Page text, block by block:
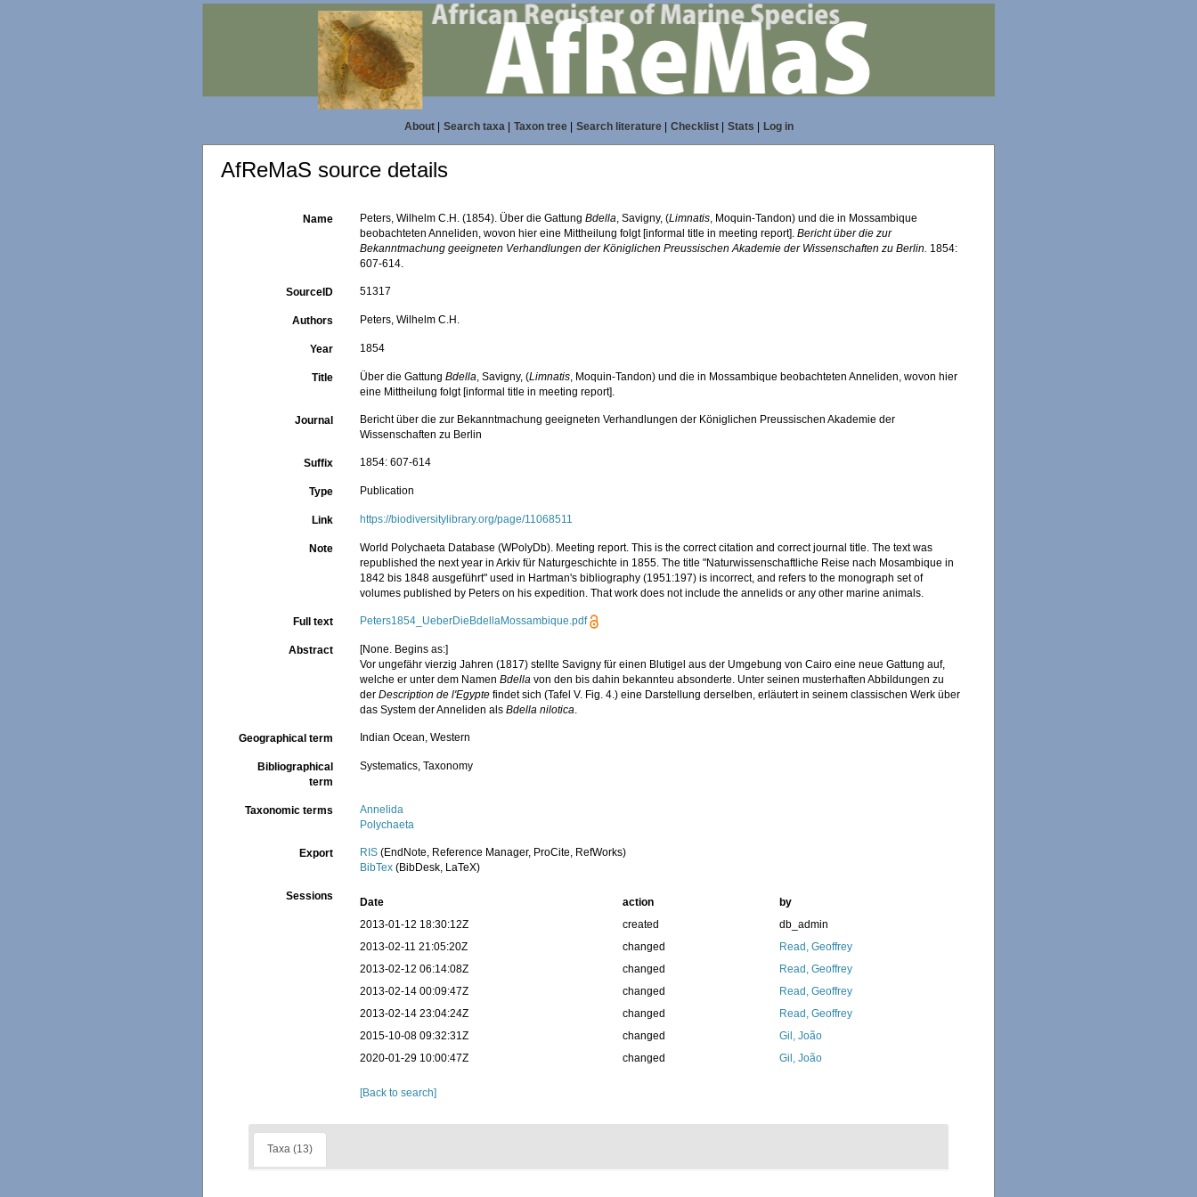
About| Search taxa| Taxon tree| Search literature| Checklist| Stats Log in
AfReMaS source details
Name Peters, Wilhelm C.H. (1854). Über die GattungBdella, Savigny, (Limnatis, Moquin-Tandon) und die in Mossambique
beobachteten Anneliden, wovon hier eine Mittheilung folgt [informal title in meeting report].Bericht über die zur
Bekanntmachung geeigneten Verhandlungen der Königlichen Preussischen Akademie der Wissenschaften zu Berlin. 1854:
607-614.
SourceID 51317
Authors Peters, Wilhelm C.H.
Year 1854
Title Über die GattungBdella, Savigny, (Limnatis, Moquin-Tandon) und die in Mossambique beobachteten Anneliden, wovon hier
eine Mittheilung folgt [informal title in meeting report].
Journal
Bericht über die zur Bekanntmachung geeigneten Verhandlungen der Königlichen Preussischen Akademie der
Wissenschaften zu Berlin
Suffix 1854: 607-614
Type Publication
Link https://biodiversitylibrary.org/page/11068511
Note
World Polychaeta Database (WPolyDb). Meeting report. This is the correct citation and correct journal title. The text was
republished the next year in Arkiv für Naturgeschichte in 1855. The title "Naturwissenschaftliche Reise nach Mosambique in
1842 bis 1848 ausgeführt" used in Hartman's bibliography (1951:197) is incorrect, and refers to the monograph set of
volumes published by Peters on his expedition. That work does not include the annelids or any other marine animals.
Full text Peters1854_UeberDieBdellaMossambique.pdf
Abstract
[None. Begins as:]
Vor ungefähr vierzig Jahren (1817) stellte Savigny für einen Blutigel aus der Umgebung von Cairo eine neue Gattung auf,
welche er unter dem NamenBdella von den bis dahin bekannteu absonderte. Unter seinen musterhaften Abbildungen zu
derDescription de l'Egypte findet sich (Tafel V. Fig. 4.) eine Darstellung derselben, erläutert in seinem classischen Werk über
das System der Anneliden alsBdella nilotica.
Geographical term Indian Ocean, Western
Bibliographical
term
Systematics, Taxonomy
Taxonomic terms
Annelida
Polychaeta
Export RIS (EndNote, Reference Manager, ProCite, RefWorks)
BibTex (BibDesk, LaTeX)
Sessions Date action
by
2013-01-12 18:30:12Z
created
db_admin
2013-02-11 21:05:20Z
changed
Read, Geoffrey
2013-02-12 06:14:08Z
changed
Read, Geoffrey
2013-02-14 00:09:47Z
changed
Read, Geoffrey
2013-02-14 23:04:24Z
changed
Read, Geoffrey
2015-10-08 09:32:31Z
changed
Gil, João
2020-01-29 10:00:47Z
changed Gil, João
[Back to search]
Taxa (13)